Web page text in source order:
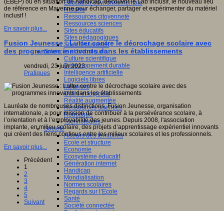
Education environnementale
Histoire
Ressources citoyenneté
Ressources sciences
Sites éducatifs
Sites pédagogiques
Sites ressources
Sciences et techniques
Culture scientifique
Développement durable
Intelligence artificielle
Logiciels libres
Métavers
Outils et logiciels
Réalité augmentée
Ressources sciences
Robotique
Technologies
Société
Acteurs des territoires
Ecole et structure
Economie
Ecosystème éducatif
Génération internet
Handicap
Mondialisation
Normes scolaires
Regards sur l’Ecole
Santé
Société connectée
(EBEP) ou en situation de handicap, découvrir le Lab’inclusif, le nouveau lieu
de référence en Mayenne pour échanger, partager et expérimenter du matériel
inclusif !
En savoir plus...
Fusion Jeunesse : Lutter contre le décrochage scolaire avec
des programmes innovants dans les établissements
vendredi, 23 juin 2023
Pratiques
Lauréate de nombreuses distinctions, Fusion Jeunesse, organisation
internationale, a pour mission de contribuer à la persévérance scolaire, à
l’orientation et à l’employabilité des jeunes. Depuis 2008, l'association
implante, en milieu scolaire, des projets d’apprentissage expérientiel innovants
qui créent des liens continus entre les milieux scolaires et les professionnels.
En savoir plus...
Précédent
1
2
3
4
5
Suivant